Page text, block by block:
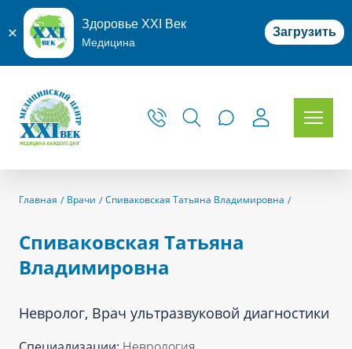
Здоровье XXI Век
Медицина
Загрузить
Главная Врачи Спиваковская Татьяна Владимировна
Спиваковская Татьяна
Владимировна
Невролог, Врач ультразвуковой диагностики